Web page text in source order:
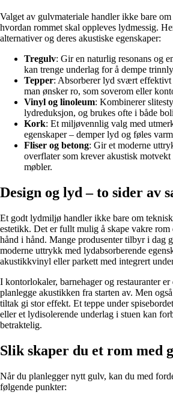
Valget av gulvmateriale handler ikke bare om
hvordan rommet skal oppleves lydmessig.
alternativer og deres akustiske egenskaper:
Tregulv: Gir en naturlig resonans og
kan trenge underlag for å dempe
Tepper: Absorberer lyd svært effektivt
man ønsker ro, som soverom eller
Vinyl og linoleum: Kombinerer
lydreduksjon, og brukes ofte i både
Kork: Et miljøvennlig valg med
egenskaper – demper lyd og føles
Fliser og betong: Gir et moderne
overflater som krever akustisk
møbler.
Design og lyd – to sider av
Et godt lydmiljø handler ikke bare om
estetikk. Det er fullt mulig å skape vakre rom
hånd i hånd. Mange produsenter tilbyr i dag
moderne uttrykk med lydabsorberende
akustikkvinyl eller parkett med integrert
I kontorlokaler, barnehager og restauranter
planlegge akustikken fra starten av. Men
tiltak gi stor effekt. Et teppe under
eller et lydisolerende underlag i stuen kan
betraktelig.
Slik skaper du et rom med
Når du planlegger nytt gulv, kan du med
følgende punkter: